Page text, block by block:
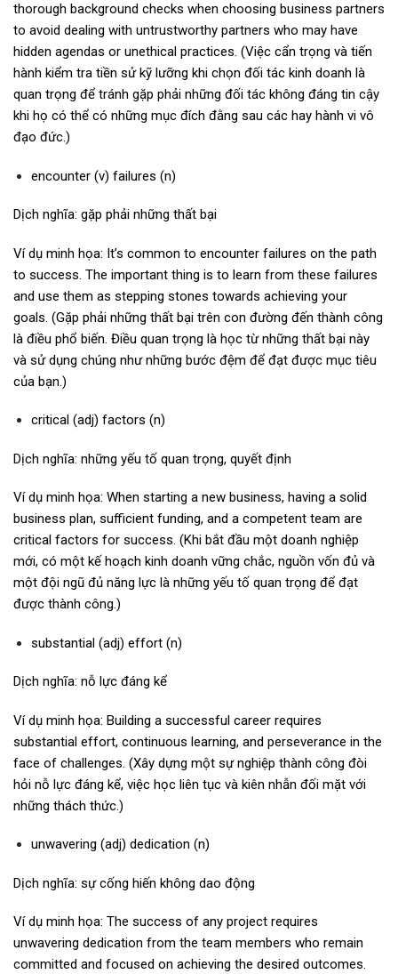
thorough background checks when choosing business partners
to avoid dealing with untrustworthy partners who may have
hidden agendas or unethical practices. (Việc cẩn trọng và tiến
hành kiểm tra tiền sử kỹ lưỡng khi chọn đối tác kinh doanh là
quan trọng để tránh gặp phải những đối tác không đáng tin cậy
khi họ có thể có những mục đích đằng sau các hay hành vi vô
đạo đức.)
encounter (v) failures (n)
Dịch nghĩa: gặp phải những thất bại
Ví dụ minh họa: It’s common to encounter failures on the path
to success. The important thing is to learn from these failures
and use them as stepping stones towards achieving your
goals. (Gặp phải những thất bại trên con đường đến thành công
là điều phổ biến. Điều quan trọng là học từ những thất bại này
và sử dụng chúng như những bước đệm để đạt được mục tiêu
của bạn.)
critical (adj) factors (n)
Dịch nghĩa: những yếu tố quan trọng, quyết định
Ví dụ minh họa: When starting a new business, having a solid
business plan, sufficient funding, and a competent team are
critical factors for success. (Khi bắt đầu một doanh nghiệp
mới, có một kế hoạch kinh doanh vững chắc, nguồn vốn đủ và
một đội ngũ đủ năng lực là những yếu tố quan trọng để đạt
được thành công.)
substantial (adj) effort (n)
Dịch nghĩa: nỗ lực đáng kể
Ví dụ minh họa: Building a successful career requires
substantial effort, continuous learning, and perseverance in the
face of challenges. (Xây dựng một sự nghiệp thành công đòi
hỏi nỗ lực đáng kể, việc học liên tục và kiên nhẫn đối mặt với
những thách thức.)
unwavering (adj) dedication (n)
Dịch nghĩa: sự cống hiến không dao động
Ví dụ minh họa: The success of any project requires
unwavering dedication from the team members who remain
committed and focused on achieving the desired outcomes.